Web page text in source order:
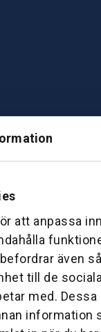
att anpassa
även
till de
med. Dessa
information